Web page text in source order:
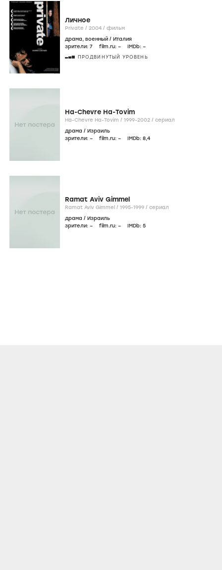
Личное
Private / 2004 / фильм
драма, военный / Италия
зрители: 7 film.ru: – IMDb: –
ПРОДВИНУТЫЙ УРОВЕНЬ
Ha-Chevre Ha-Tovim
Ha-Chevre Ha-Tovim / 1999-2002 / сериал
драма / Израиль
зрители: – film.ru: – IMDb: 8,4
Ramat Aviv Gimmel
Ramat Aviv Gimmel / 1995-1999 / сериал
драма / Израиль
зрители: – film.ru: – IMDb: 5